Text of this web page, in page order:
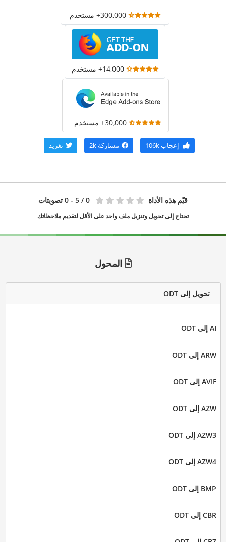
300,000+ مستخدم
14,000+ مستخدم
30,000+ مستخدم
إعجاب106k مشاركة 2k تغريد
قيّم هذه الأداة 0 / 5 - 0 تصويتات
تحتاج إلى تحويل وتنزيل ملف واحد على الأقل لتقديم ملاحظاتك
المحول
تحويل إلى ODT
AI إلى ODT
ARW إلى ODT
AVIF إلى ODT
AZW إلى ODT
AZW3 إلى ODT
AZW4 إلى ODT
BMP إلى ODT
CBR إلى ODT